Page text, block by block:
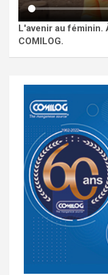
L'avenir au féminin.
COMILOG.